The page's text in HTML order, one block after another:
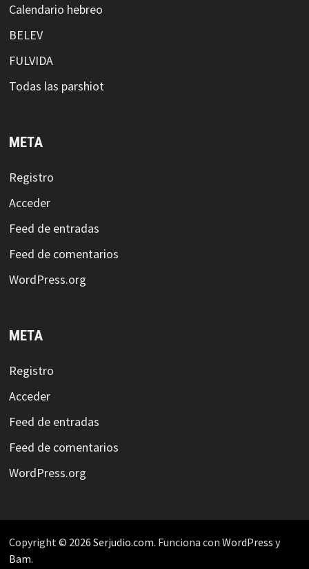
Calendario hebreo
BELEV
FULVIDA
Todas las parshiot
META
Registro
Acceder
Feed de entradas
Feed de comentarios
WordPress.org
META
Registro
Acceder
Feed de entradas
Feed de comentarios
WordPress.org
Copyright © 2026 Serjudio.com. Funciona con WordPress y
Bam.